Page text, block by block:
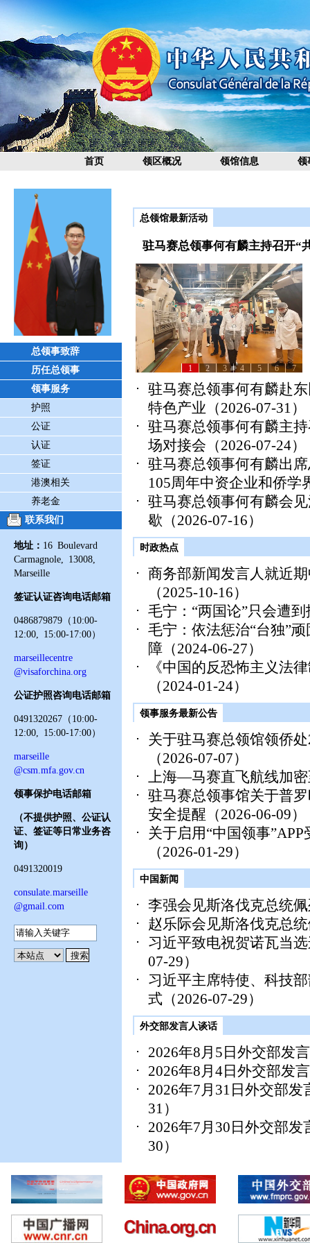
首页 领区概况 领馆信息 领
总领事致辞
历任总领事
领事服务
护照
公证
认证
签证
港澳相关
养老金
联系我们
地址： 16 Boulevard
Carmagnole, 13008,
Marseille
签证认证咨询电话邮箱
0486879879（10:00-
12:00, 15:00-17:00）
marseillecentre
@visaforchina.org
公证护照咨询电话邮箱
0491320267（10:00-
12:00, 15:00-17:00）
marseille
@csm.mfa.gov.cn
领事保护电话邮箱
（不提供护照、公证认
证、签证等日常业务咨
询）
0491320019
consulate.marseille
@gmail.com
总领馆最新活动
驻马赛总领事何有麟主持召开“
7
6
5
4
3
2
1
驻马赛总领事何有麟赴
特色产业 （2026-07-31）
驻马赛总领事何有麟主
场对接会 （2026-07-24）
驻马赛总领事何有麟出
105周年中资企业和侨学
驻马赛总领事何有麟会
歇 （2026-07-16）
时政热点
商务部新闻发言人就近
（2025-10-16）
毛宁：“两国论”只会遭
毛宁：依法惩治“台独”
障 （2024-06-27）
《中国的反恐怖主义法
（2024-01-24）
领事服务最新公告
关于驻马赛总领馆领侨
（2026-07-07）
上海—马赛直飞航线加
驻马赛总领事馆关于普
安全提醒 （2026-06-09）
关于启用“中国领事
（2026-01-29）
中国新闻
李强会见斯洛伐克总统
赵乐际会见斯洛伐克总
习近平致电祝贺诺瓦当
07-29）
习近平主席特使、科技
式 （2026-07-29）
外交部发言人谈话
2026年8月5日外交部发
2026年8月4日外交部发
2026年7月31日外交部
31）
2026年7月30日外交部
30）